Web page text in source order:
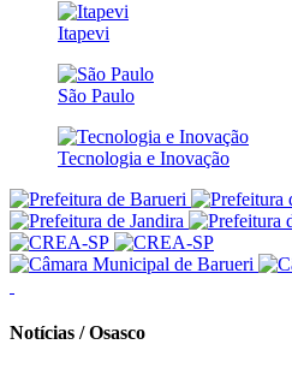
Itapevi
São Paulo
Tecnologia e Inovação
Notícias / Osasco